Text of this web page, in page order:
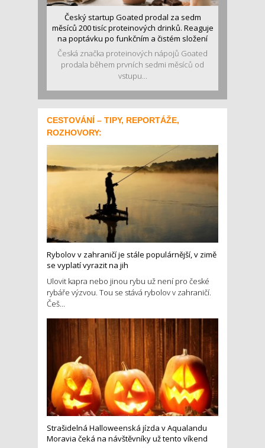
Český startup Goated prodal za sedm
měsíců 200 tisíc proteinových drinků. Reaguje
na poptávku po funkčním a čistém složení
Česká značka proteinových nápojů Goated
prodala během prvních sedmi měsíců od
vstupu...
CESTOVÁNÍ – TIPY, REPORTÁŽE,
ROZHOVORY:
Rybolov v zahraničí je stále populárnější, v zimě
se vyplatí vyrazit na jih
Ulovit kapra nebo jinou rybu už není pro české
rybáře výzvou. Tou se stává rybolov v zahraničí.
Češ...
Strašidelná Halloweenská jízda v Aqualandu
Moravia čeká na návštěvníky už tento víkend